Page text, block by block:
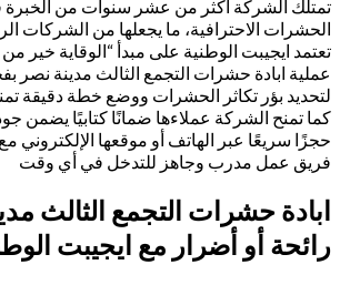
تمتلك الشركة أكثر من عشر سنوات من
الحشرات الاحترافية، ما يجعلها من الشركات
تعتمد ايجيبت الوطنية على مبدأ “الوقاية خير من
عملية ابادة حشرات التجمع الثالث مدينة
لتحديد بؤر تكاثر الحشرات ووضع خطة دقيقة
كما تمنح الشركة عملاءها ضمانًا كتابيًا يضمن
حجزًا سريعًا عبر الهاتف أو موقعها الإلكتروني
فريق عمل مدرب وجاهز للتدخل في أي وقت
ابادة حشرات التجمع الثالث
رائحة أو أضرار مع ايجيبت